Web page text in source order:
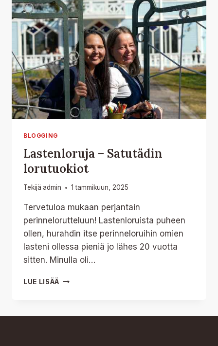
BLOGGING
Lastenloruja – Satutädin
lorutuokiot
Tekijä admin 1 tammikuun, 2025
Tervetuloa mukaan perjantain
perinnelorutteluun! Lastenloruista puheen
ollen, hurahdin itse perinneloruihin omien
lasteni ollessa pieniä jo lähes 20 vuotta
sitten. Minulla oli…
LUE LISÄÄ LASTENLORUJA